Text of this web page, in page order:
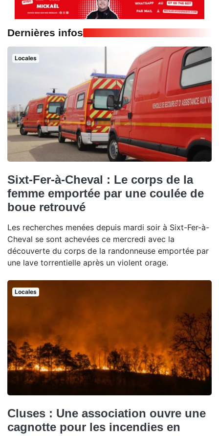
Dernières infos
Locales
Sixt-Fer-à-Cheval : Le corps de la
femme emportée par une coulée de
boue retrouvé
Les recherches menées depuis mardi soir à Sixt-Fer-à-
Cheval se sont achevées ce mercredi avec la
découverte du corps de la randonneuse emportée par
une lave torrentielle après un violent orage.
Locales
Cluses : Une association ouvre une
cagnotte pour les incendies en